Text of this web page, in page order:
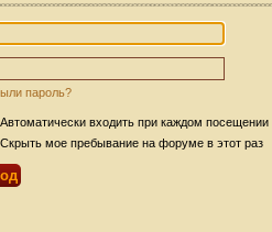
пароль?
Автоматически входить при каждом посещении
Скрыть мое пребывание на форуме в этот раз